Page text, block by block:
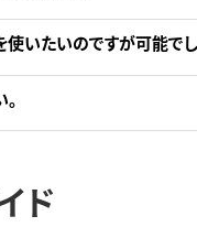
いたいのですが可能でし
ド